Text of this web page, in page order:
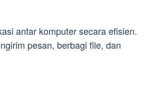
antar komputer secara efisien.
pesan, berbagi file, dan